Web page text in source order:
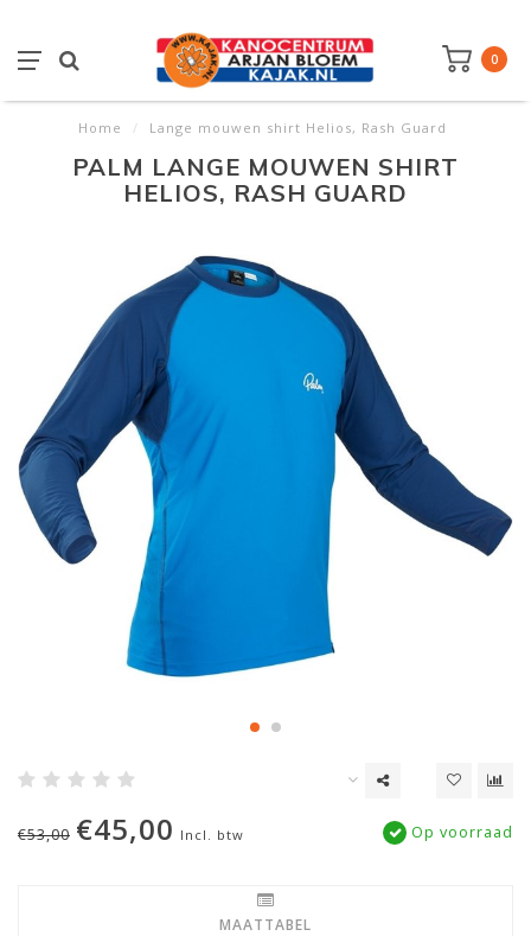
0
Home / Lange mouwen shirt Helios, Rash Guard
PALM LANGE MOUWEN SHIRT
HELIOS, RASH GUARD
€53,00 €45,00 Incl. btw Op voorraad
MAATTABEL